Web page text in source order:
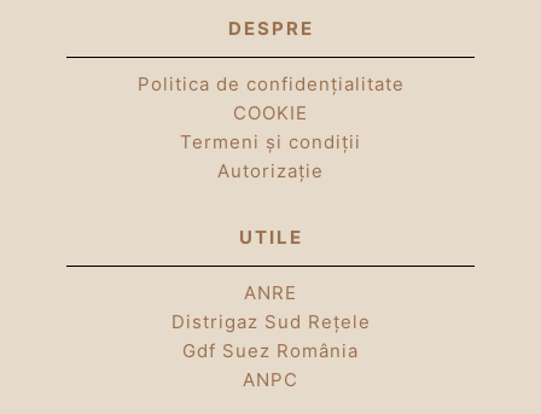
DESPRE
Politica de confidențialitate
COOKIE
Termeni și condiții
Autorizație
UTILE
ANRE
Distrigaz Sud Rețele
Gdf Suez România
ANPC